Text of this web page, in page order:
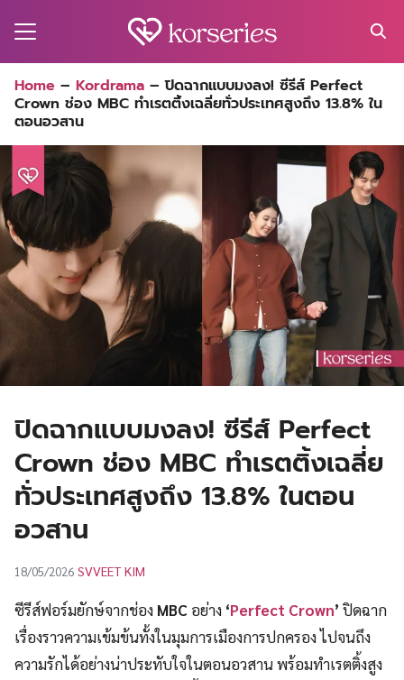
for:
Home – Kordrama –ปิดฉากแบบมงลง! ซีรีส์ Perfect
Crown ช่อง MBC ทำเรตติ้งเฉลี่ยทั่วประเทศสูงถึง 13.8% ใน
ตอนอวสาน
ปิดฉากแบบมงลง! ซีรีส์ Perfect
Crown ช่อง MBC ทำเรตติ้งเฉลี่ย
ทั่วประเทศสูงถึง 13.8% ในตอน
อวสาน
18/05/2026 SVVEET KIM
ซีรีส์ฟอร์มยักษ์จากช่อง MBC อย่าง ‘Perfect Crown’ ปิดฉาก
เรื่องราวความเข้มข้นทั้งในมุมการเมืองการปกครอง ไปจนถึง
ความรักได้อย่างน่าประทับใจในตอนอวสาน พร้อมทำเรตติ้งสูง